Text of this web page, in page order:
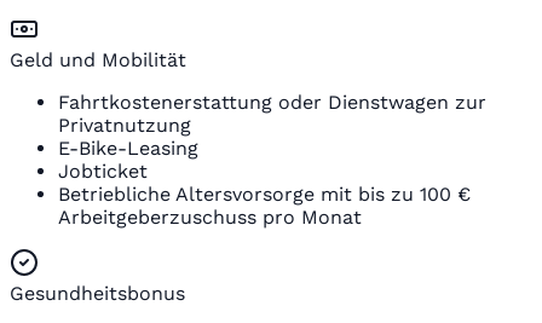
Geld und Mobilität
Fahrtkostenerstattung oder Dienstwagen zur
Privatnutzung
E-Bike-Leasing
Jobticket
Betriebliche Altersvorsorge mit bis zu 100 €
Arbeitgeberzuschuss pro Monat
Gesundheitsbonus